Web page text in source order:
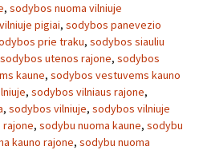
, sodybos nuoma vilniuje
pigiai, sodybos panevezio
prie traku, sodybos siauliu
sodybos utenos rajone, sodybos
kaune, sodybos vestuvems kauno
, sodybos vilniaus rajone,
, sodybos vilniuje, sodybos vilniuje
rajone, sodybu nuoma kaune, sodybu
kauno rajone, sodybu nuoma